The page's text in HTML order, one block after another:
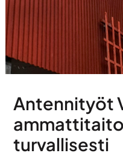
Antennityöt
turvallisesti